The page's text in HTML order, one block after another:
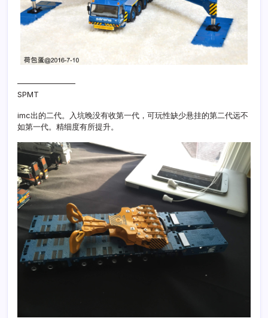
———————–
SPMT
imc出的二代。入坑晚没有收第一代，可玩性缺少悬挂的第二代远不
如第一代。精细度有所提升。